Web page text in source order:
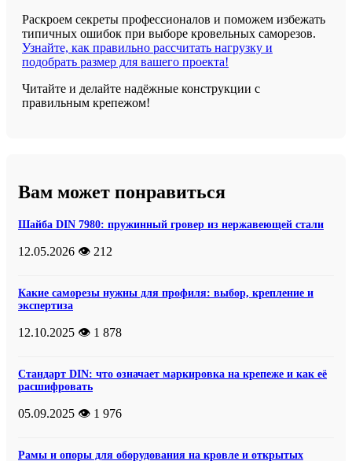
Раскроем секреты профессионалов и поможем избежать
типичных ошибок при выборе кровельных саморезов.
Узнайте, как правильно рассчитать нагрузку и
подобрать размер для вашего проекта!
Читайте и делайте надёжные конструкции с
правильным крепежом!
Вам может понравиться
Шайба DIN 7980: пружинный гровер из нержавеющей стали
12.05.2026 👁️ 212
Какие саморезы нужны для профиля: выбор, крепление и
экспертиза
12.10.2025 👁️ 1 878
Стандарт DIN: что означает маркировка на крепеже и как её
расшифровать
05.09.2025 👁️ 1 976
Рамы и опоры для оборудования на кровле и открытых